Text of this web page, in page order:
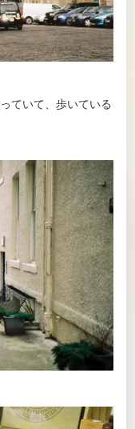
ていて、歩いている